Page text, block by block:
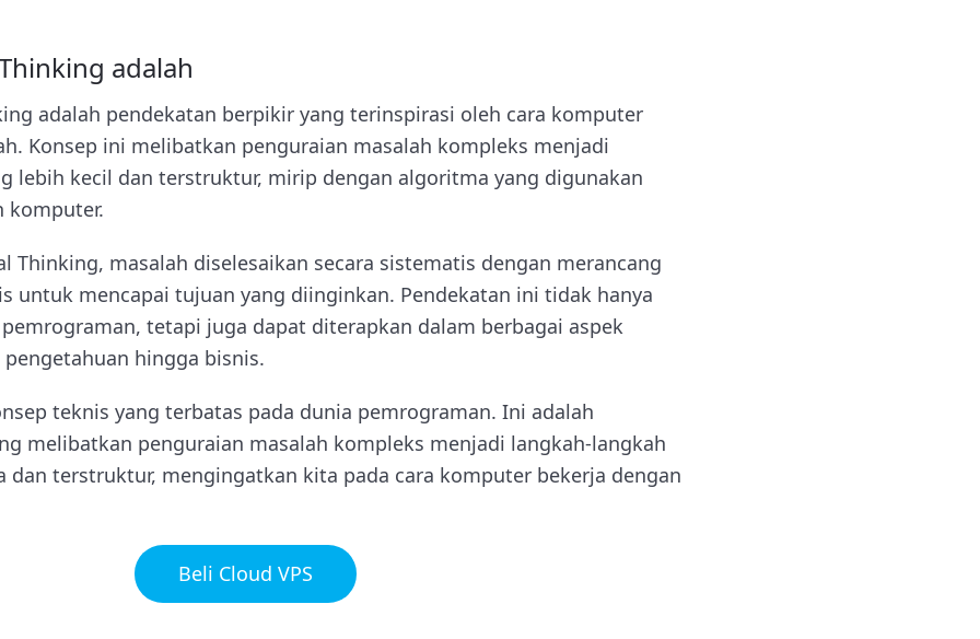
adalah
adalah pendekatan berpikir yang terinspirasi oleh cara komputer
Konsep ini melibatkan penguraian masalah kompleks menjadi
lebih kecil dan terstruktur, mirip dengan algoritma yang digunakan
komputer.
Thinking, masalah diselesaikan secara sistematis dengan merancang
untuk mencapai tujuan yang diinginkan. Pendekatan ini tidak hanya
tetapi juga dapat diterapkan dalam berbagai aspek
hingga bisnis.
teknis yang terbatas pada dunia pemrograman. Ini adalah
melibatkan penguraian masalah kompleks menjadi langkah-langkah
dan terstruktur, mengingatkan kita pada cara komputer bekerja dengan
Beli Cloud VPS